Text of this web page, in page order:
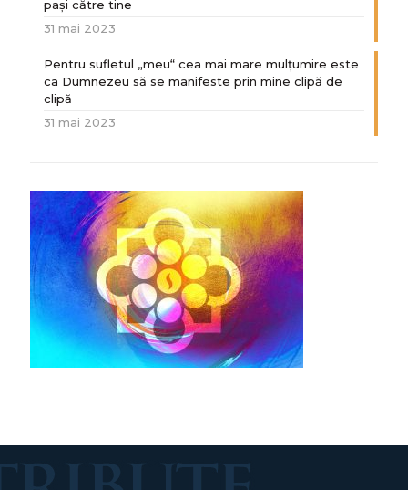
paşi către tine
31 mai 2023
Pentru sufletul „meu“ cea mai mare mulțumire este
ca Dumnezeu să se manifeste prin mine clipă de
clipă
31 mai 2023